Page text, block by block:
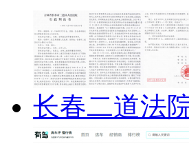
长春二道法